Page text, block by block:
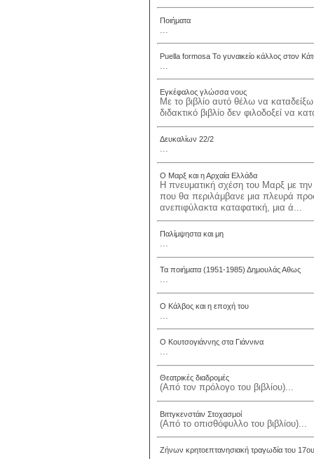
Ποιήματα
Puella formosa Το γυναικείο κάλλος στον
Εγκέφαλος γλώσσα νους
Με το βιβλίο αυτό θέλω να
διδακτικό βιβλίο δεν φιλοδοξεί να
Δευκαλίων 22/2
...
Ο Μαρξ και η Αρχαία Ελλάδα
Η πνευματική σχέση του Μαρξ με
που θα περιλάμβανε μια πλευρά
ανεπιφύλακτα καταφατική, μια ά...
Παλίμψηστα και μη
...
Τα ποιήματα (1951-1985) Δημουλάς Αθως
...
Ο Κάλβος και η εποχή του
Ο Κουτσογιάννης στα Γιάννινα
...
Θεατρικές διαδρομές
(Από τον πρόλογο του βιβλίου)...
Βιττγκενστάιν Στοχασμοί
(Από το οπισθόφυλλο του βιβλίου)...
Ζήνων κρητοεπτανησιακή τραγωδία του